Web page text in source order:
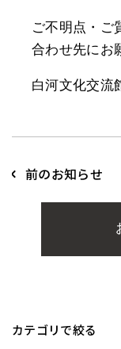
ご不明点・ご
合わせ先にお
白河文化交流
前のお知らせ
カテゴリで絞る